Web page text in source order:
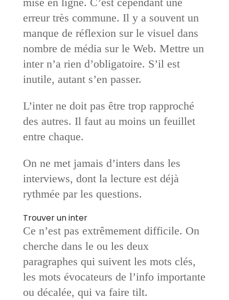
erreur très commune. Il y a souvent un
manque de réflexion sur le visuel dans
nombre de média sur le Web. Mettre un
inter n’a rien d’obligatoire. S’il est
inutile, autant s’en passer.
L’inter ne doit pas être trop rapproché
des autres. Il faut au moins un feuillet
entre chaque.
On ne met jamais d’inters dans les
interviews, dont la lecture est déjà
rythmée par les questions.
Trouver un inter
Ce n’est pas extrêmement difficile. On
cherche dans le ou les deux
paragraphes qui suivent les mots clés,
les mots évocateurs de l’info importante
ou décalée, qui va faire tilt.